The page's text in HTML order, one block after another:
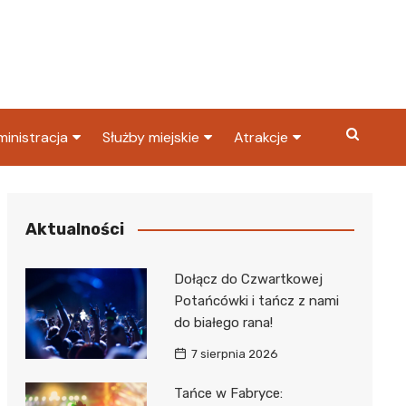
Skarbowy
Służby miejskie
Policja
Atrakcje
Aktualności
Dołącz do Czwartkowej
Potańcówki i tańcz z nami
do białego rana!
7 sierpnia 2026
Tańce w Fabryce: